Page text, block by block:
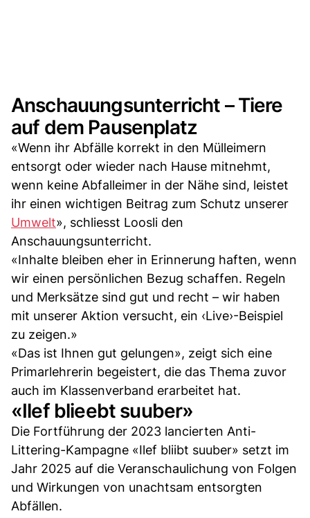
Anschauungsunterricht – Tiere
auf dem Pausenplatz
«Wenn ihr Abfälle korrekt in den Mülleimern
entsorgt oder wieder nach Hause mitnehmt,
wenn keine Abfalleimer in der Nähe sind, leistet
ihr einen wichtigen Beitrag zum Schutz unserer
Umwelt», schliesst Loosli den
Anschauungsunterricht.
«Inhalte bleiben eher in Erinnerung haften, wenn
wir einen persönlichen Bezug schaffen. Regeln
und Merksätze sind gut und recht – wir haben
mit unserer Aktion versucht, ein ‹Live›-Beispiel
zu zeigen.»
«Das ist Ihnen gut gelungen», zeigt sich eine
Primarlehrerin begeistert, die das Thema zuvor
auch im Klassenverband erarbeitet hat.
«Ilef blieebt suuber»
Die Fortführung der 2023 lancierten Anti-
Littering-Kampagne «Ilef bliibt suuber» setzt im
Jahr 2025 auf die Veranschaulichung von Folgen
und Wirkungen von unachtsam entsorgten
Abfällen.